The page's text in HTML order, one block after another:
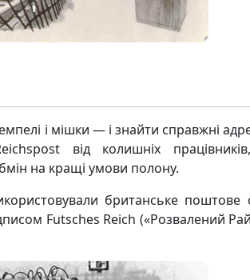
і мішки — і знайти справжні
від колишніх
на кращі умови полону.
британське поштове
Futsches Reich («Розвалений